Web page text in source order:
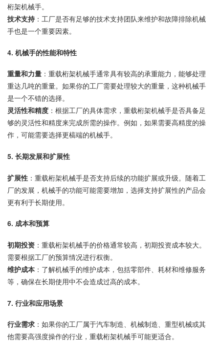
桁架机械手。
技术支持 ：工厂是否有足够的技术支持团队来维护和故障排除机械
手也是一个重要因素。
4. 机械手的性能和特性
重量和力量 ：重载桁架机械手通常具有较高的承重能力，能够处理
重达几吨的重量。如果你的工厂需要处理较大的重量，这种机械手
是一个不错的选择。
灵活性和精度 ：根据工厂的具体需求，重载桁架机械手是否具备足
够的灵活性和精度来完成所需的操作。例如，如果需要高精度的操
作，可能需要选择更槁端的机械手。
5. 长期发展和扩展性
扩展性 ：重载桁架机械手是否支持后续的功能扩展或升级。随着工
厂的发展，机械手的功能可能需要增加，选择支持扩展性的产品会
更有利于长期使用。
6. 成本和预算
初期投资 ：重载桁架机械手的价格通常较高，初期投资成本较大。
需要根据工厂的预算情况进行权衡。
维护成本 ：了解机械手的维护成本，包括零部件、耗材和维修服务
等，确保在长期使用中不会造成过高的成本。
7. 行业和应用场景
行业需求 ：如果你的工厂属于汽车制造、机械制造、重型机械或其
他需要高强度操作的行业，重载桁架机械手可能更适合。